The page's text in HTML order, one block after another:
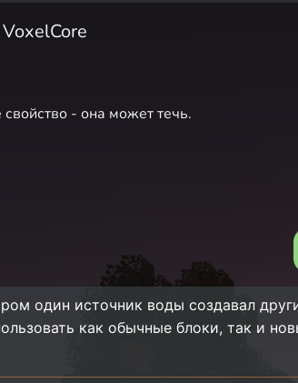
- она может течь.
один источник воды создавал
как обычные блоки, так и